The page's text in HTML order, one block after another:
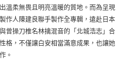
溫柔無畏且明亮溫暖的質地。而為呈現
作人陳建良聯手製作全專輯，遠赴日本
曾操刀椎名林擒混音的「北城浩志」合
格，不僅讓白安相當滿意成果，也讓她
。